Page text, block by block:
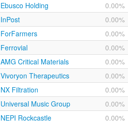
Ebusco Holding
0.00%
InPost
0.00%
ForFarmers
0.00%
Ferrovial
0.00%
AMG Critical Materials
0.00%
Vivoryon Therapeutics
0.00%
NX Filtration
0.00%
Universal Music Group
0.00%
NEPI Rockcastle
0.00%